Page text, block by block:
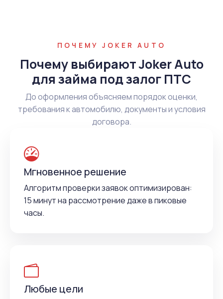
ПОЧЕМУ JOKER AUTO
Почему выбирают Joker Auto
для займа под залог ПТС
До оформления объясняем порядок оценки,
требования к автомобилю, документы и условия
договора.
Мгновенное решение
Алгоритм проверки заявок оптимизирован:
15 минут на рассмотрение даже в пиковые
часы.
Любые цели